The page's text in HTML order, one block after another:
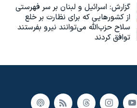
گزارش‌: اسرائيل و لبنان بر سر فهرستی
از کشورهایی که برای نظارت بر خلع
سلاح حزب‌الله می‌توانند نیرو بفرستند
توافق کردند